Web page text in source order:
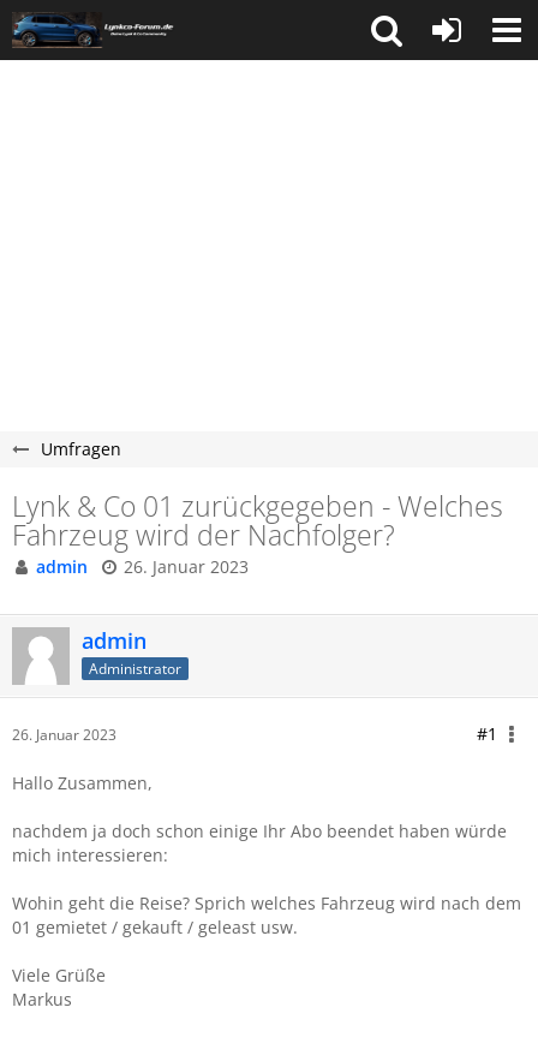
Umfragen
Lynk & Co 01 zurückgegeben - Welches
Fahrzeug wird der Nachfolger?
admin 26. Januar 2023
admin
Administrator
26. Januar 2023 #1
Hallo Zusammen,
nachdem ja doch schon einige Ihr Abo beendet haben würde
mich interessieren:
Wohin geht die Reise? Sprich welches Fahrzeug wird nach dem
01 gemietet / gekauft / geleast usw.
Viele Grüße
Markus